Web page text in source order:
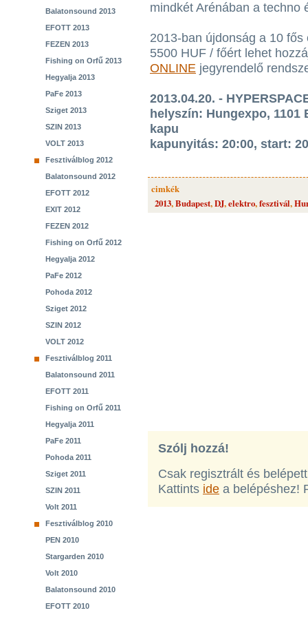
Balatonsound 2013
EFOTT 2013
FEZEN 2013
Fishing on Orfű 2013
Hegyalja 2013
PaFe 2013
Sziget 2013
SZIN 2013
VOLT 2013
Fesztiválblog 2012
Balatonsound 2012
EFOTT 2012
EXIT 2012
FEZEN 2012
Fishing on Orfű 2012
Hegyalja 2012
PaFe 2012
Pohoda 2012
Sziget 2012
SZIN 2012
VOLT 2012
Fesztiválblog 2011
Balatonsound 2011
EFOTT 2011
Fishing on Orfű 2011
Hegyalja 2011
PaFe 2011
Pohoda 2011
Sziget 2011
SZIN 2011
Volt 2011
Fesztiválblog 2010
PEN 2010
Stargarden 2010
Volt 2010
Balatonsound 2010
EFOTT 2010
mindkét Arénában a techno
2013-ban újdonság a 10
5500 HUF / főért lehet
ONLINE jegyrendelő
2013.04.20. -
helyszín: Hungexpo, 1101
kapu
kapunyitás: 20:00, start:
cimkék
2013,Budapest,DJ,elektro,fesztivál,
Szólj hozzá!
Csak regisztrált és
Kattints ide a belépéshez!